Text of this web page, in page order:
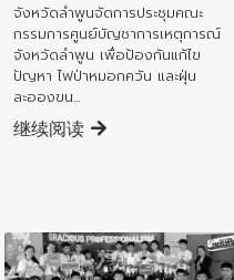
จังหวัดลำพูนจัดการประชุมคณะ
กรรมการศูนย์บัญชาการเหตุการณ์
จังหวัดลำพูน เพื่อป้องกันแก้ไข
ปัญหา ไฟป่าหมอกควัน และฝุ่น
ละอองขน...
继续阅读